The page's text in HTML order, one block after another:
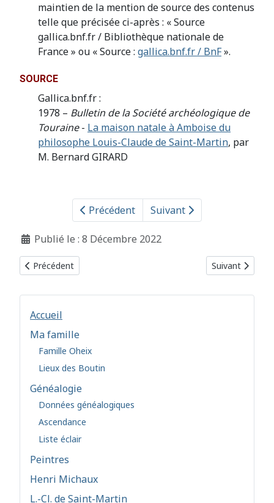
Accueil
Ma famille
Famille Oheix
Lieux des Boutin
Généalogie
Données généalogiques
Ascendance
Liste éclair
Peintres
Henri Michaux
L.-Cl. de Saint-Martin
maintien de la mention de source des contenus
telle que précisée ci-après : « Source
gallica.bnf.fr / Bibliothèque nationale de
France » ou « Source : gallica.bnf.fr / BnF».
SOURCE
Gallica.bnf.fr :
1978 – Bulletin de la Société archéologique de
Touraine- La maison natale à Amboise du
philosophe Louis-Claude de Saint-Martin, par
M. Bernard GIRARD
Précédent Suivant
Détails
Publié le : 8 Décembre 2022
Article précédent : Lettres sur la Sagesse - Correspondance
Précédent Article suivant
Suivant